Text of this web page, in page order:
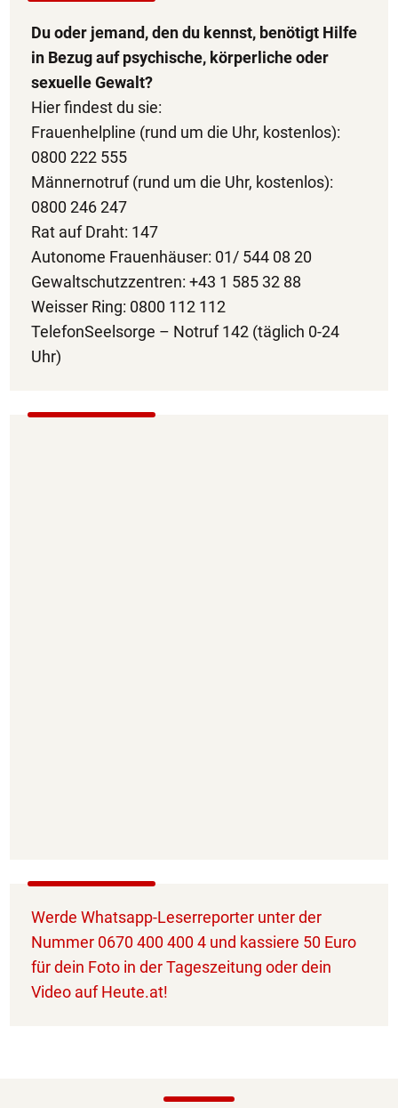
Du oder jemand, den du kennst, benötigt Hilfe
in Bezug auf psychische, körperliche oder
sexuelle Gewalt?
Hier findest du sie:
Frauenhelpline (rund um die Uhr, kostenlos):
0800 222 555
Männernotruf (rund um die Uhr, kostenlos):
0800 246 247
Rat auf Draht: 147
Autonome Frauenhäuser: 01/ 544 08 20
Gewaltschutzzentren: +43 1 585 32 88
Weisser Ring: 0800 112 112
TelefonSeelsorge – Notruf 142 (täglich 0-24
Uhr)
Werde Whatsapp-Leserreporter unter der
Nummer 0670 400 400 4 und kassiere 50 Euro
für dein Foto in der Tageszeitung oder dein
Video auf Heute.at!